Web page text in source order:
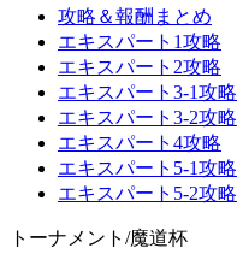
攻略＆報酬まとめ
エキスパート1攻略
エキスパート2攻略
エキスパート3-1攻略
エキスパート3-2攻略
エキスパート4攻略
エキスパート5-1攻略
エキスパート5-2攻略
トーナメント/魔道杯